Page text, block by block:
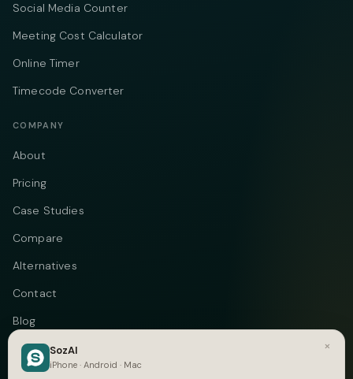
Social Media Counter
Meeting Cost Calculator
Online Timer
Timecode Converter
COMPANY
About
Pricing
Case Studies
Compare
Alternatives
Contact
Blog
Privacy
Terms
×
SozAI
iPhone · Android · Mac